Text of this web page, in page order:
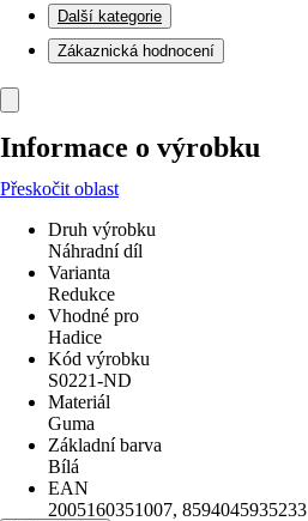
Další kategorie
Zákaznická hodnocení
Informace o výrobku
Přeskočit oblast
Druh výrobku
Náhradní díl
Varianta
Redukce
Vhodné pro
Hadice
Kód výrobku
S0221-ND
Materiál
Guma
Základní barva
Bílá
EAN
2005160351007, 8594045935233